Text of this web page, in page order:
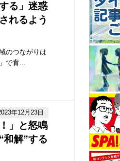
る」迷惑
れるよう
のつながりは
で育...
年12月23日
」と怒鳴
和解”する